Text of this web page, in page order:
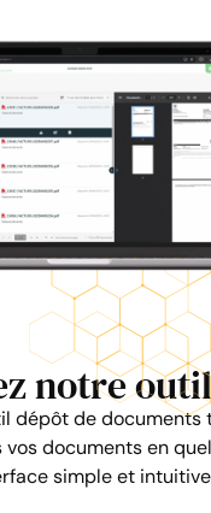
notre outil
dépôt de documents
documents en
simple et